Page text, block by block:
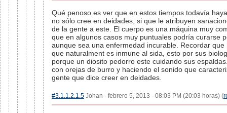
Qué penoso es ver que en estos tiempos todavía
no sólo cree en deidades, si que le atribuyen
de la gente a este. El cuerpo es una máquina muy
que en algunos casos muy puntuales podría curarse
aunque sea una enfermedad incurable. Recordar que
que naturalment es inmune al sida, esto por sus
porque un diosito pedorro este cuidando sus
con orejas de burro y haciendo el sonido que
gente que dice creer en deidades.
#3.1.1.2.1.5 Johan - febrero 5, 2013 - 08:03 PM (20:03 horas) (